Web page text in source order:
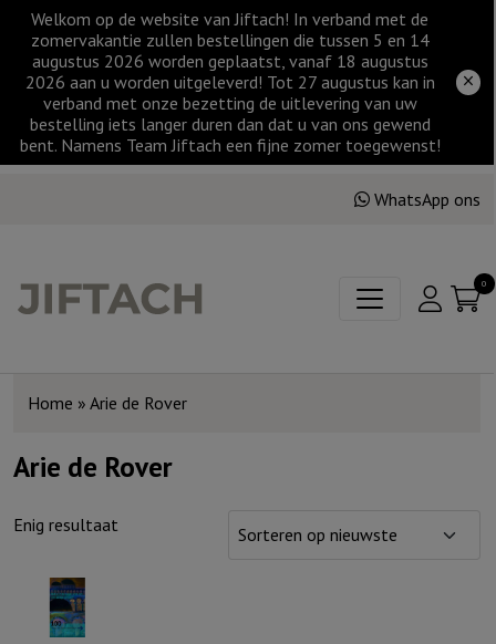
Welkom op de website van Jiftach! In verband met de
zomervakantie zullen bestellingen die tussen 5 en 14
augustus 2026 worden geplaatst, vanaf 18 augustus
2026 aan u worden uitgeleverd! Tot 27 augustus kan in
verband met onze bezetting de uitlevering van uw
bestelling iets langer duren dan dat u van ons gewend
bent. Namens Team Jiftach een fijne zomer toegewenst!
WhatsApp ons
0
Home » Arie de Rover
Arie de Rover
Enig resultaat